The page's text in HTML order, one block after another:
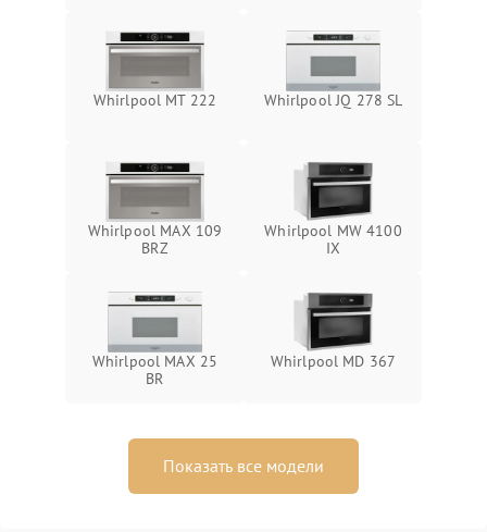
Whirlpool MT 222 Whirlpool JQ 278 SL
Whirlpool MAX 109
BRZ
Whirlpool MW 4100
IX
Whirlpool MAX 25
BR
Whirlpool MD 367
Показать все модели